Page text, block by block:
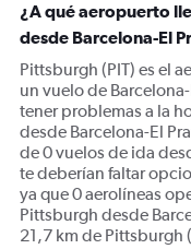
Y
axis
displaying
values.
Range:
0
to
1800.
¿A qué aeropuerto
desde Barcelona-El
Pittsburgh (PIT) es el
un vuelo de
tener problemas a la
desde Barcelona-El
de 0 vuelos de ida
te deberían faltar
ya que 0 aerolíneas
Pittsburgh desde
21,7 km de Pittsburgh